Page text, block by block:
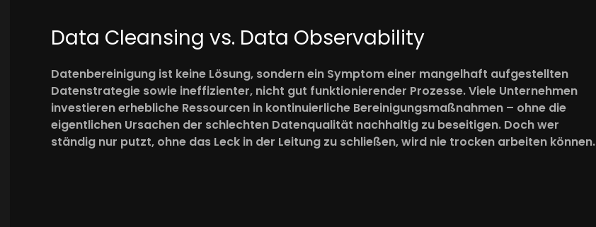
Data Cleansing vs. Data Observability
Datenbereinigung ist keine Lösung, sondern ein Symptom einer mangelhaft aufgestellten
Datenstrategie sowie ineffizienter, nicht gut funktionierender Prozesse. Viele Unternehmen
investieren erhebliche Ressourcen in kontinuierliche Bereinigungsmaßnahmen – ohne die
eigentlichen Ursachen der schlechten Datenqualität nachhaltig zu beseitigen. Doch wer
ständig nur putzt, ohne das Leck in der Leitung zu schließen, wird nie trocken arbeiten können.